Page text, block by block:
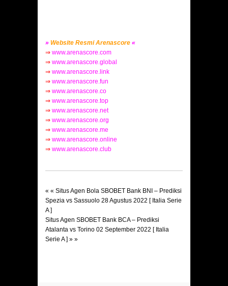
» Website Resmi Arenascore «
⇒ www.arenascore.com
⇒ www.arenascore.global
⇒ www.arenascore.link
⇒ www.arenascore.fun
⇒ www.arenascore.co
⇒ www.arenascore.top
⇒ www.arenascore.net
⇒ www.arenascore.org
⇒ www.arenascore.me
⇒ www.arenascore.online
⇒ www.arenascore.club
« « Situs Agen Bola SBOBET Bank BNI – Prediksi
Spezia vs Sassuolo 28 Agustus 2022 [ Italia Serie
A ]
Situs Agen SBOBET Bank BCA – Prediksi
Atalanta vs Torino 02 September 2022 [ Italia
Serie A ] » »